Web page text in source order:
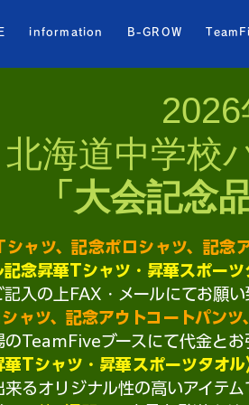
information B-GROW
海道中学校
「大会記念品
ャツ、記念ポロシャツ、記念
念昇華Tシャツ・昇華スポーツ
入の上FAX・メールにてお願い
ャツ、記念アウトコートパン
TeamFiveブースにて代金と
Tシャツ・昇華スポーツタオル
るオリジナル性の高いアイテム